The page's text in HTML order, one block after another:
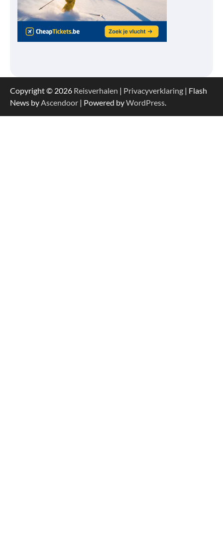
Copyright © 2026 Reisverhalen | Privacyverklaring | Flash
News byAscendoor | Powered byWordPress.